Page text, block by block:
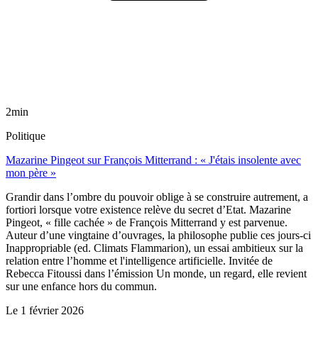
2min
Politique
Mazarine Pingeot sur François Mitterrand : « J'étais insolente avec
mon père »
Grandir dans l’ombre du pouvoir oblige à se construire autrement, a
fortiori lorsque votre existence relève du secret d’Etat. Mazarine
Pingeot, « fille cachée » de François Mitterrand y est parvenue.
Auteur d’une vingtaine d’ouvrages, la philosophe publie ces jours-ci
Inappropriable (ed. Climats Flammarion), un essai ambitieux sur la
relation entre l’homme et l'intelligence artificielle. Invitée de
Rebecca Fitoussi dans l’émission Un monde, un regard, elle revient
sur une enfance hors du commun.
Le 1 février 2026